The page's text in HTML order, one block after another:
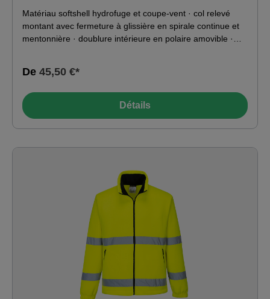
Matériau softshell hydrofuge et coupe-vent · col relevé
montant avec fermeture à glissière en spirale continue et
mentonnière · doublure intérieure en polaire amovible ·
Napoléon avec fermeture à glissière à gauche · poches
avec rabat en velcro et bords-côtes supplémentaires · haut
du torse en jaune haute visibilité · bandes réfléchissantes
3M autour du torse et des manches. Matériau : 100 %
De 45,50 €*
Détails